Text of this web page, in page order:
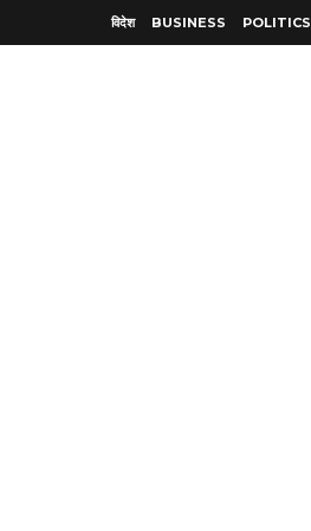
विदेश BUSINESS POLITICS